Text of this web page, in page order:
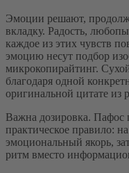
Эмоции решают,
вкладку. Радость,
каждое из этих чувств
эмоцию несут подбор
микрокопирайтинг.
благодаря одной
оригинальной цитате из
Важна дозировка. Пафос
практическое правило:
эмоциональный якорь,
ритм вместо